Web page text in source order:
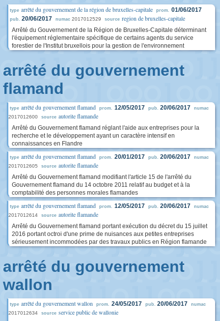
type arrêté du gouvernement de la région de bruxelles-capitale prom. 01/06/2017
pub. 20/06/2017 numac 2017012529 source region de bruxelles-capitale
Arrêté du Gouvernement de la Région de Bruxelles-Capitale déterminant
l'équipement réglementaire spécifique de certains agents du service
forestier de l'Institut bruxellois pour la gestion de l'environnement
arrêté du gouvernement
flamand
type arrêté du gouvernement flamand prom. 12/05/2017 pub. 20/06/2017 numac
2017012600 source autorite flamande
Arrêté du Gouvernement flamand réglant l'aide aux entreprises pour la
recherche et le développement ayant un caractère intensif en
connaissances en Flandre
type arrêté du gouvernement flamand prom. 20/01/2017 pub. 20/06/2017 numac
2017012605 source autorite flamande
Arrêté du Gouvernement flamand modifiant l'article 15 de l'arrêté du
Gouvernement flamand du 14 octobre 2011 relatif au budget et à la
comptabilité des personnes morales flamandes
type arrêté du gouvernement flamand prom. 12/05/2017 pub. 20/06/2017 numac
2017012614 source autorite flamande
Arrêté du Gouvernement flamand portant exécution du décret du 15 juillet
2016 portant octroi d'une prime de nuisances aux petites entreprises
sérieusement incommodées par des travaux publics en Région flamande
arrêté du gouvernement
wallon
type arrêté du gouvernement wallon prom. 24/05/2017 pub. 20/06/2017 numac
2017012634 source service public de wallonie